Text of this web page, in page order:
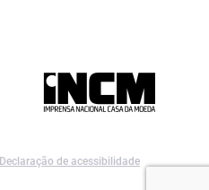
Declaração de acessibilidade